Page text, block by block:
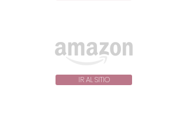
IR AL SITIO